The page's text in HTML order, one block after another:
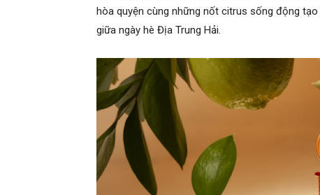
hòa quyện cùng những nốt citrus sống động
giữa ngày hè Địa Trung Hải.